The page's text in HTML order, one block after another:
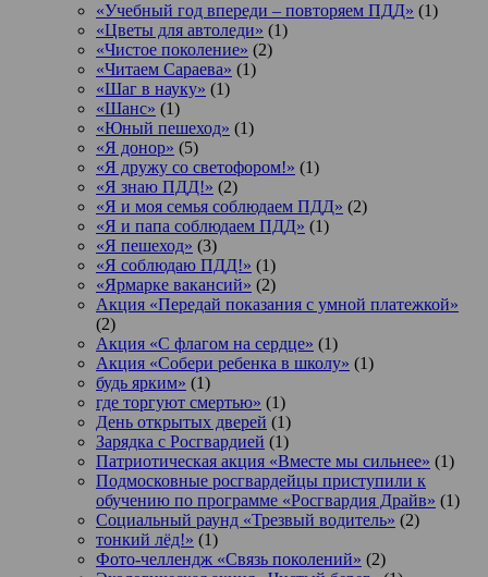
«Учебный год впереди – повторяем ПДД» (1)
«Цветы для автоледи» (1)
«Чистое поколение» (2)
«Читаем Сараева» (1)
«Шаг в науку» (1)
«Шанс» (1)
«Юный пешеход» (1)
«Я донор» (5)
«Я дружу со светофором!» (1)
«Я знаю ПДД!» (2)
«Я и моя семья соблюдаем ПДД» (2)
«Я и папа соблюдаем ПДД» (1)
«Я пешеход» (3)
«Я соблюдаю ПДД!» (1)
«Ярмарке вакансий» (2)
Акция «Передай показания с умной платежкой»
(2)
Акция «С флагом на сердце» (1)
Акция «Собери ребенка в школу» (1)
будь ярким» (1)
где торгуют смертью» (1)
День открытых дверей (1)
Зарядка с Росгвардией (1)
Патриотическая акция «Вместе мы сильнее» (1)
Подмосковные росгвардейцы приступили к
обучению по программе «Росгвардия Драйв» (1)
Социальный раунд «Трезвый водитель» (2)
тонкий лёд!» (1)
Фото-челлендж «Связь поколений» (2)